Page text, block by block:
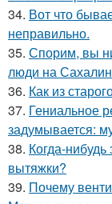
34. Вот что
неправильно.
35. Спорим, вы
люди на
36. Как из
37. Гениальное
задумывается:
38. Когда-
вытяжки?
39. Почему